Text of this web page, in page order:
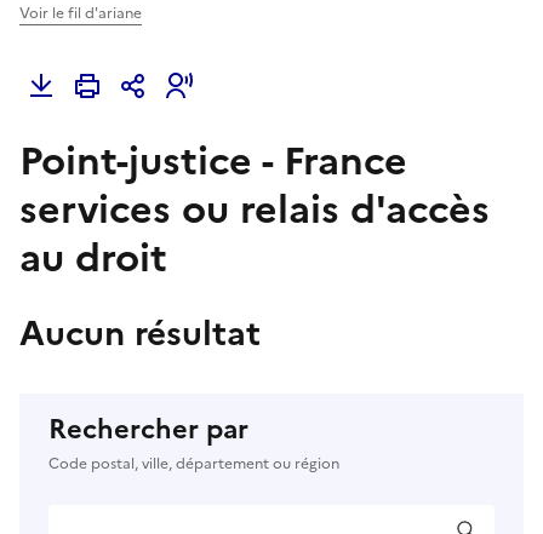
Voir le fil d'ariane
Point-justice - France
services ou relais d'accès
au droit
Aucun résultat
Rechercher par
Code postal, ville, département ou région